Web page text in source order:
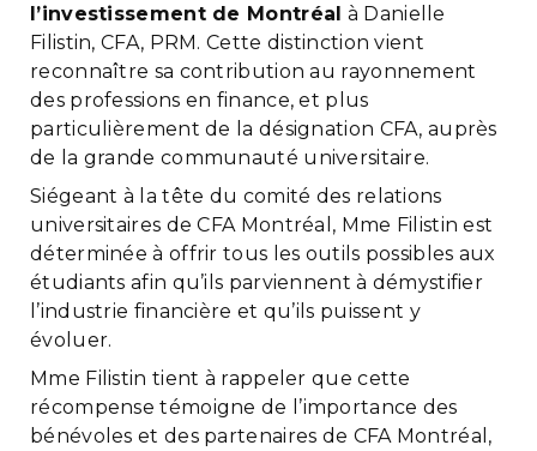
l’investissement de Montréal à Danielle
Filistin, CFA, PRM. Cette distinction vient
reconnaître sa contribution au rayonnement
des professions en finance, et plus
particulièrement de la désignation CFA, auprès
de la grande communauté universitaire.
Siégeant à la tête du comité des relations
universitaires de CFA Montréal, Mme Filistin est
déterminée à offrir tous les outils possibles aux
étudiants afin qu’ils parviennent à démystifier
l’industrie financière et qu’ils puissent y
évoluer.
Mme Filistin tient à rappeler que cette
récompense témoigne de l’importance des
bénévoles et des partenaires de CFA Montréal,